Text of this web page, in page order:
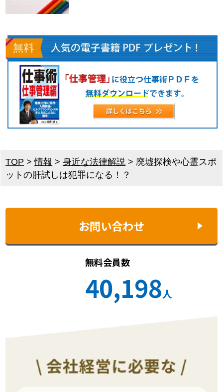
TOP >情報 >身近な法律解説 > 廃墟探検や心霊スポ
ットの肝試しは犯罪になる！？
お問い合わせ
無料会員数
40,198人